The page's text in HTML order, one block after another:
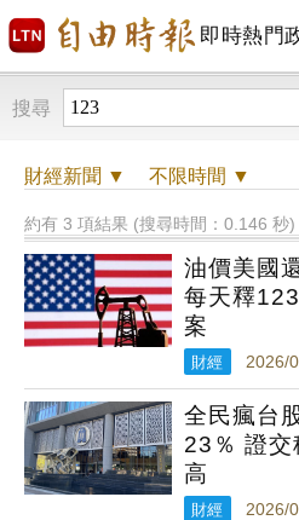
即時熱門
搜尋
財經新聞 ▼ 不限時間 ▼
約有 3 項結果 (搜尋時間：0.146 秒)
油價美國
每天釋
案
財經 2026/
全民瘋台
23％ 證交
高
財經 2026/